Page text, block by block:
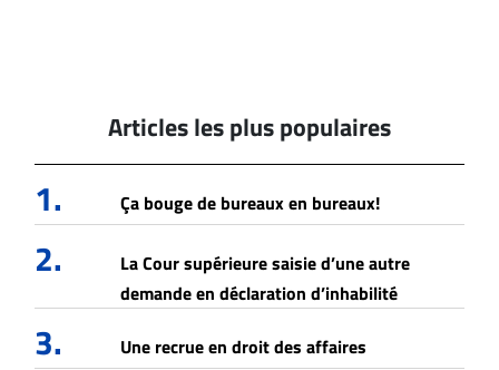
Articles les plus populaires
1. Ça bouge de bureaux en bureaux!
2.
La Cour supérieure saisie d’une autre
demande en déclaration d’inhabilité
3. Une recrue en droit des affaires